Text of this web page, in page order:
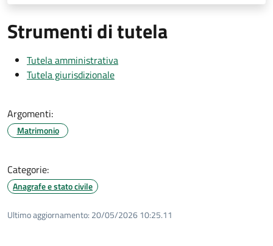
Strumenti di tutela
Tutela amministrativa
Tutela giurisdizionale
Argomenti:
Matrimonio
Categorie:
Anagrafe e stato civile
Ultimo aggiornamento: 20/05/2026 10:25.11